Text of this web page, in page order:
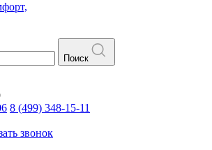
Поиск
8 (499) 348-15-11
звонок